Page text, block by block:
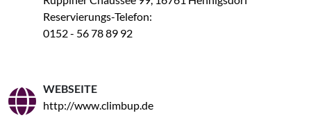
Reservierungs-Telefon:
0152 - 56 78 89 92
WEBSEITE
http://www.climbup.de